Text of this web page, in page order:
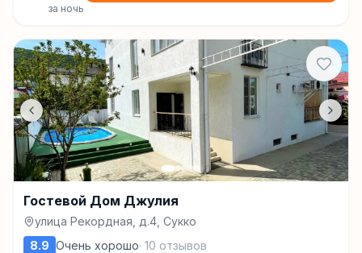
за ночь
Гостевой Дом Джулия
улица Рекордная, д.4, Сукко
8.9 Очень хорошо· 10 отзывов